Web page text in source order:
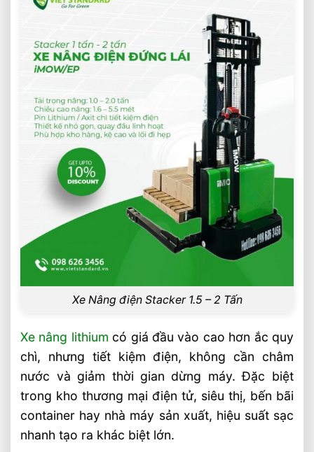
Xe Nâng điện Stacker 1.5 – 2 Tấn
Xe nâng lithium có giá đầu vào cao hơn ắc quy
chì, nhưng tiết kiệm điện, không cần châm
nước và giảm thời gian dừng máy. Đặc biệt
trong kho thương mại điện tử, siêu thị, bến bãi
container hay nhà máy sản xuất, hiệu suất sạc
nhanh tạo ra khác biệt lớn.